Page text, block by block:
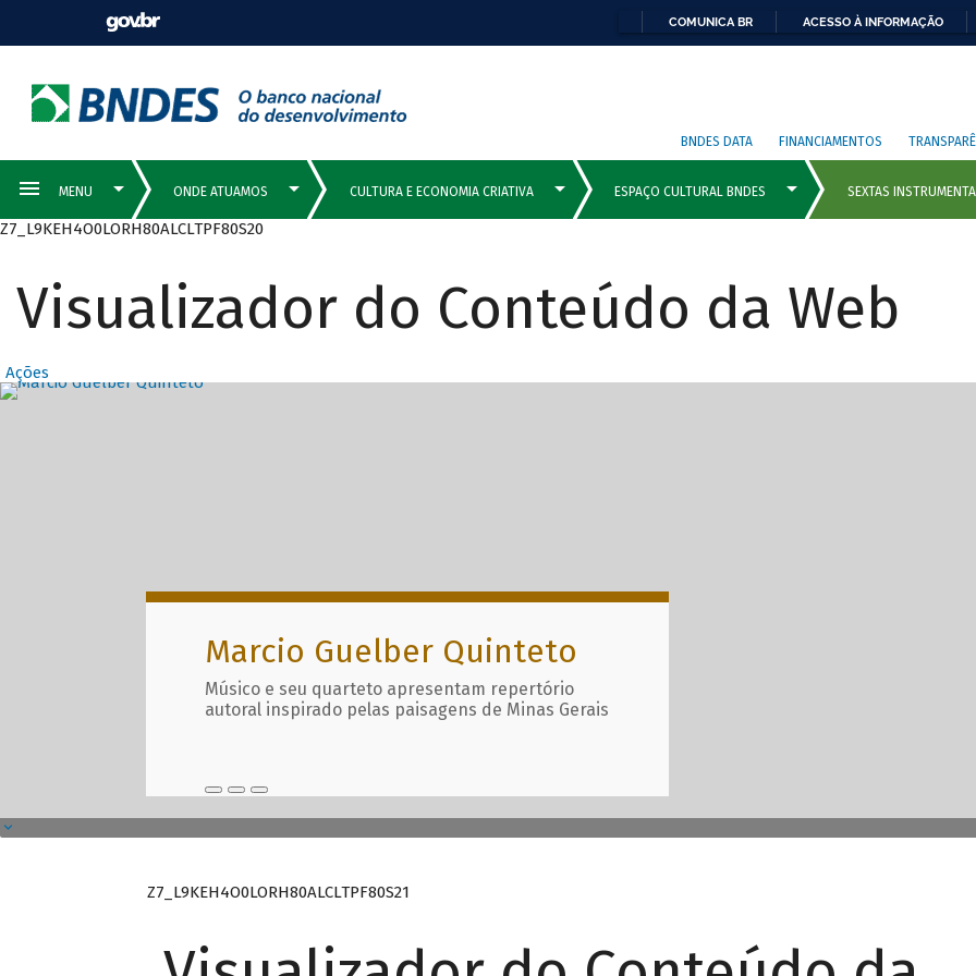
COMUNICA BR ACESSO À INFORMAÇÃO
BNDES DATA FINANCIAMENTOS
Z7_L9KEH4O0LORH80ALCLTPF80S20
Visualizador do Conteúdo da Web
Ações
Destaques Principais com
Marcio Guelber Quinteto
Músico e seu quarteto apresentam repertório
autoral inspirado pelas paisagens de Minas Gerais
Z7_L9KEH4O0LORH80ALCLTPF80S21